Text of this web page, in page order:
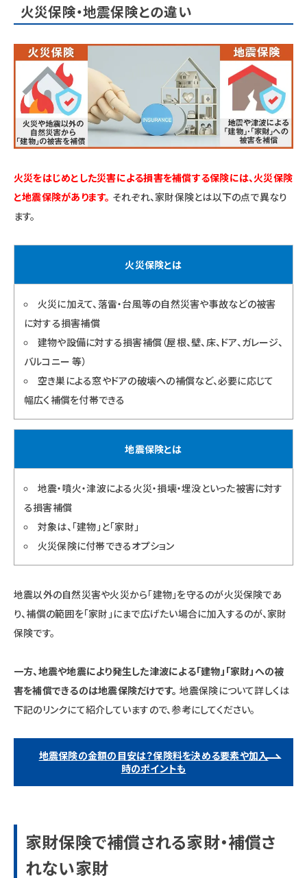
火災保険・地震保険との違い
火災をはじめとした災害による損害を補償する保険には、火災保険
と地震保険があります。 それぞれ、家財保険とは以下の点で異なり
ます。
火災保険とは
火災に加えて、落雷・台風等の自然災害や事故などの被害
に対する損害補償
建物や設備に対する損害補償（屋根、壁、床、ドア、ガレージ、
バルコニー 等）
空き巣による窓やドアの破壊への補償など、必要に応じて
幅広く補償を付帯できる
地震保険とは
地震・噴火・津波による火災・損壊・埋没といった被害に対す
る損害補償
対象は、「建物」と「家財」
火災保険に付帯できるオプション
地震以外の自然災害や火災から「建物」を守るのが火災保険であ
り、補償の範囲を「家財」にまで広げたい場合に加入するのが、家財
保険です。
一方、地震や地震により発生した津波による「建物」「家財」への被
害を補償できるのは地震保険だけです。 地震保険について詳しくは
下記のリンクにて紹介していますので、参考にしてください。
地震保険の金額の目安は？保険料を決める要素や加入
時のポイントも
家財保険で補償される家財・補償さ
れない家財